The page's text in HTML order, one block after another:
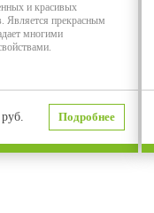
и красивых
Является прекрасным
многими
руб. Подробнее